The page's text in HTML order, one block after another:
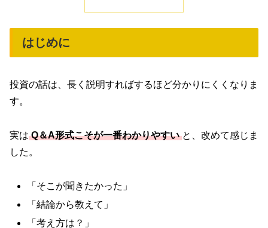
はじめに
投資の話は、長く説明すればするほど分かりにくくなりま
す。
実は Q＆A形式こそが一番わかりやすい と、改めて感じま
した。
「そこが聞きたかった」
「結論から教えて」
「考え方は？」